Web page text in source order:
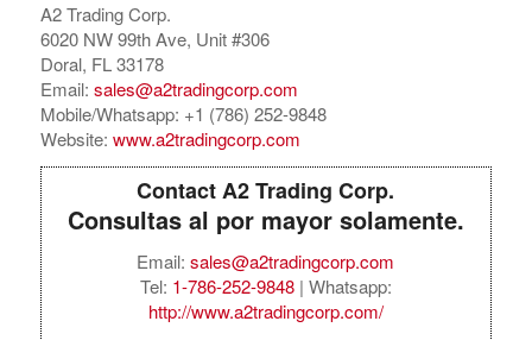
A2 Trading Corp.
6020 NW 99th Ave, Unit #306
Doral, FL 33178
Email: sales@a2tradingcorp.com
Mobile/Whatsapp: +1 (786) 252-9848
Website: www.a2tradingcorp.com
Contact A2 Trading Corp.
Consultas al por mayor solamente.
Email:sales@a2tradingcorp.com
Tel: 1-786-252-9848| Whatsapp:
http://www.a2tradingcorp.com/